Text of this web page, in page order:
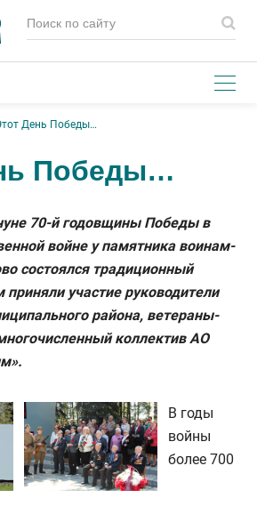
День Победы…
Победы…
70-й годовщины Победы в
войне у памятника воинам-
состоялся традиционный
приняли участие руководители
района, ветераны-
коллектив АО
В годы
войны
более 700